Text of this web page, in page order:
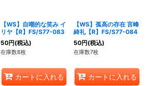
【WS】自嘲的な笑み イ
リヤ【R】FS/S77-083
50円(税込)
在庫数8枚
カートに入れる
【WS】孤高の存在 言峰
綺礼【R】FS/S77-084
50円(税込)
在庫数7枚
カートに入れる